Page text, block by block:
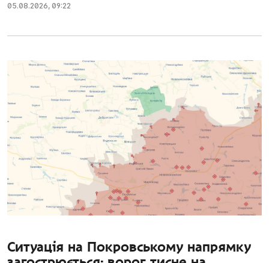
05.08.2026, 09:22
Ситуація на Покровському напрямку